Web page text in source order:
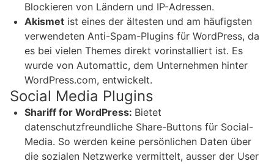
Blockieren von Ländern und IP-Adressen.
Akismet ist eines der ältesten und am häufigsten
verwendeten Anti-Spam-Plugins für WordPress, da
es bei vielen Themes direkt vorinstalliert ist. Es
wurde von Automattic, dem Unternehmen hinter
WordPress.com, entwickelt.
Social Media Plugins
Shariff for WordPress: Bietet
datenschutzfreundliche Share-Buttons für Social-
Media. So werden keine persönlichen Daten über
die sozialen Netzwerke vermittelt, ausser der User